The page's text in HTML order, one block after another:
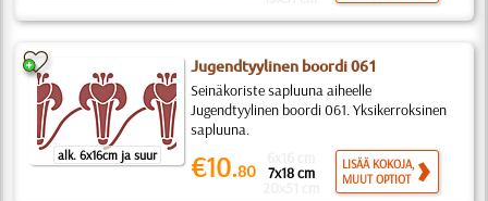
alk. 6x16cm ja suur
Jugendtyylinen boordi 061
Seinäkoriste sapluuna aiheelle
Jugendtyylinen boordi 061. Yksikerroksinen
sapluuna.
€10.80 7x18 cm
LISÄÄ KOKOJA,
MUUT OPTIOT